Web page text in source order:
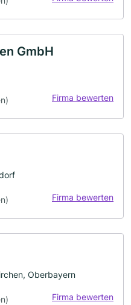
GmbH
Firma bewerten
Firma bewerten
Oberbayern
Firma bewerten